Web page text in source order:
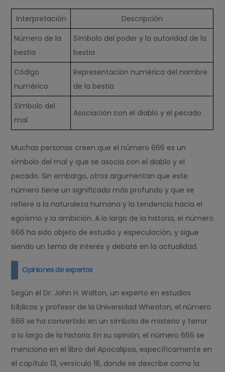
Interpretación
Descripción
Número de la
bestia
Símbolo del poder y la autoridad de la
bestia
Código
numérico
Representación numérica del nombre
de la bestia
Símbolo del
mal
Asociación con el diablo y el pecado
Muchas personas creen que el número 666 es un
símbolo del mal y que se asocia con el diablo y el
pecado. Sin embargo, otros argumentan que este
número tiene un significado más profundo y que se
refiere a la naturaleza humana y la tendencia hacia el
egoísmo y la ambición. A lo largo de la historia, el número
666 ha sido objeto de estudio y especulación, y sigue
siendo un tema de interés y debate en la actualidad.
Opiniones de expertos
Según el Dr. John H. Walton, un experto en estudios
bíblicos y profesor de la Universidad Wheaton, el número
666 se ha convertido en un símbolo de misterio y terror
a lo largo de la historia. En su opinión, el número 666 se
menciona en el libro del Apocalipsis, específicamente en
el capítulo 13, versículo 18, donde se describe como la